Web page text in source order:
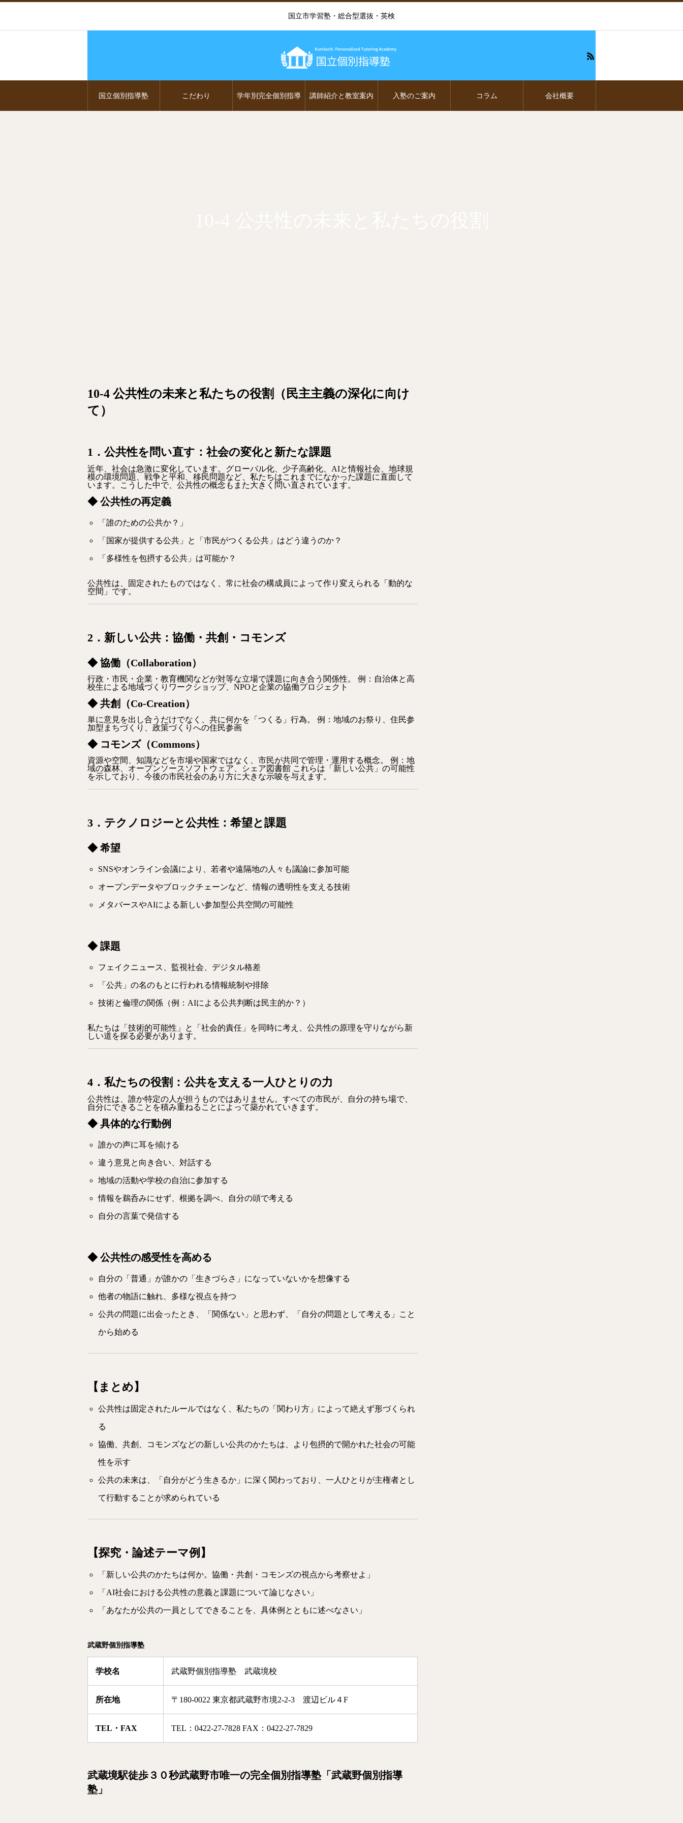
国立市学習塾・総合型選抜・英検
国立個別指導塾 こだわり 学年別完全個別指導 講師紹介と教室案内 入塾のご案内 コラム 会社概要
10-4 公共性の未来と私たちの役割（民主主義の深化に向け
て）
1．公共性を問い直す：社会の変化と新たな課題
近年、社会は急激に変化しています。グローバル化、少子高齢化、AIと情報社会、地球規
模の環境問題、戦争と平和、移民問題など、私たちはこれまでになかった課題に直面して
います。こうした中で、公共性の概念もまた大きく問い直されています。
◆ 公共性の再定義
「誰のための公共か？」
「国家が提供する公共」と「市民がつくる公共」はどう違うのか？
「多様性を包摂する公共」は可能か？
公共性は、固定されたものではなく、常に社会の構成員によって作り変えられる「動的な
空間」です。
2．新しい公共：協働・共創・コモンズ
◆ 協働（Collaboration）
行政・市民・企業・教育機関などが対等な立場で課題に向き合う関係性。 例：自治体と高
校生による地域づくりワークショップ、NPOと企業の協働プロジェクト
◆ 共創（Co-Creation）
単に意見を出し合うだけでなく、共に何かを「つくる」行為。 例：地域のお祭り、住民参
加型まちづくり、政策づくりへの住民参画
◆ コモンズ（Commons）
資源や空間、知識などを市場や国家ではなく、市民が共同で管理・運用する概念。 例：地
域の森林、オープンソースソフトウェア、シェア図書館 これらは「新しい公共」の可能性
を示しており、今後の市民社会のあり方に大きな示唆を与えます。
3．テクノロジーと公共性：希望と課題
◆ 希望
SNSやオンライン会議により、若者や遠隔地の人々も議論に参加可能
オープンデータやブロックチェーンなど、情報の透明性を支える技術
メタバースやAIによる新しい参加型公共空間の可能性
◆ 課題
フェイクニュース、監視社会、デジタル格差
「公共」の名のもとに行われる情報統制や排除
技術と倫理の関係（例：AIによる公共判断は民主的か？）
私たちは「技術的可能性」と「社会的責任」を同時に考え、公共性の原理を守りながら新
しい道を探る必要があります。
4．私たちの役割：公共を支える一人ひとりの力
公共性は、誰か特定の人が担うものではありません。すべての市民が、自分の持ち場で、
自分にできることを積み重ねることによって築かれていきます。
◆ 具体的な行動例
誰かの声に耳を傾ける
違う意見と向き合い、対話する
地域の活動や学校の自治に参加する
情報を鵜呑みにせず、根拠を調べ、自分の頭で考える
自分の言葉で発信する
◆ 公共性の感受性を高める
自分の「普通」が誰かの「生きづらさ」になっていないかを想像する
他者の物語に触れ、多様な視点を持つ
公共の問題に出会ったとき、「関係ない」と思わず、「自分の問題として考える」こと
から始める
【まとめ】
公共性は固定されたルールではなく、私たちの「関わり方」によって絶えず形づくられ
る
協働、共創、コモンズなどの新しい公共のかたちは、より包摂的で開かれた社会の可能
性を示す
公共の未来は、「自分がどう生きるか」に深く関わっており、一人ひとりが主権者とし
て行動することが求められている
【探究・論述テーマ例】
「新しい公共のかたちは何か。協働・共創・コモンズの視点から考察せよ」
「AI社会における公共性の意義と課題について論じなさい」
「あなたが公共の一員としてできることを、具体例とともに述べなさい」
武蔵野個別指導塾
学校名 武蔵野個別指導塾 武蔵境校
所在地 〒180-0022 東京都武蔵野市境2-2-3 渡辺ビル４F
TEL・FAX TEL：0422-27-7828 FAX：0422-27-7829
武蔵境駅徒歩３０秒武蔵野市唯一の完全個別指導塾「武蔵野個別指導
塾」